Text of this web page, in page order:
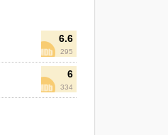
6.6
295
6
334